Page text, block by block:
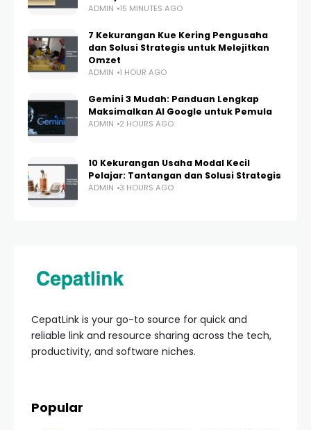
ADMIN 15 MINUTES AGO
7 Kekurangan Kue Kering Pengusaha
dan Solusi Strategis untuk Melejitkan
Omzet
ADMIN 1 HOUR AGO
Gemini 3 Mudah: Panduan Lengkap
Maksimalkan AI Google untuk Pemula
ADMIN 2 HOURS AGO
10 Kekurangan Usaha Modal Kecil
Pelajar: Tantangan dan Solusi Strategis
ADMIN 3 HOURS AGO
CepatLink is your go-to source for quick and
reliable link and resource sharing across the tech,
productivity, and software niches.
Popular